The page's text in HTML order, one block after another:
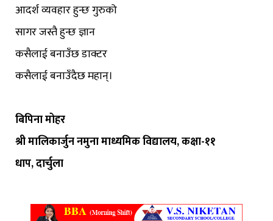
आदर्श व्यवहार हुन्छ गुरुको
सागर जस्तै हुन्छ ज्ञान
कसैलाई बनाउँछ डाक्टर
कसैलाई बनाउँदैछ महान्।
बिपिना मोहर
श्री मालिकार्जुन नमुना माध्यमिक विद्यालय, कक्षा-११
धाप, दार्चुला